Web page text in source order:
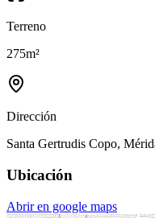
Terreno
275m²
Dirección
Santa Gertrudis Copo,
Ubicación
Abrir en google maps